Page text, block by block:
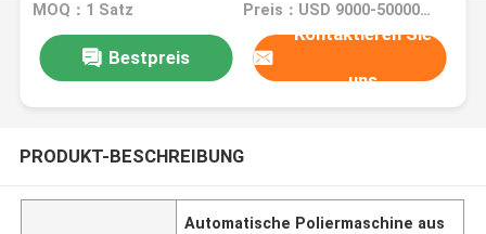
MOQ：1 Satz Preis：USD 9000-50000 Dollar per set
Bestpreis
Kontaktieren Sie
uns
PRODUKT-BESCHREIBUNG
Automatische Poliermaschine aus